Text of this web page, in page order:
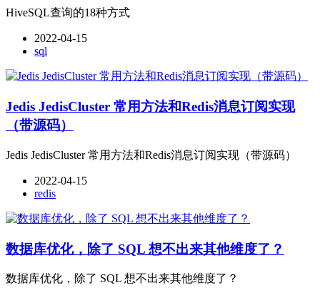
HiveSQL查询的18种方式
2022-04-15
sql
Jedis JedisCluster 常用方法和Redis消息订阅实现
（带源码）
Jedis JedisCluster 常用方法和Redis消息订阅实现（带源码）
2022-04-15
redis
数据库优化，除了 SQL 想不出来其他维度了？
数据库优化，除了 SQL 想不出来其他维度了？